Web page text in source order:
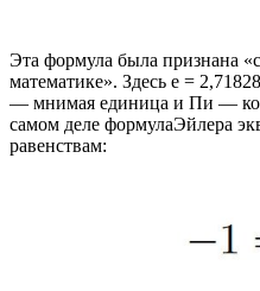
Эта формула была признана
математике». Здесь e =
— мнимая единица и Пи —
самом деле формулаЭйлера
равенствам: